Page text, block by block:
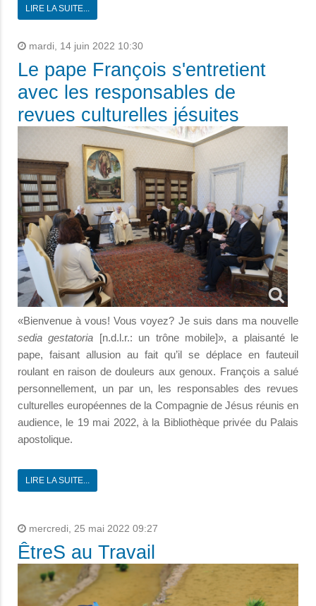
LIRE LA SUITE...
mardi, 14 juin 2022 10:30
Le pape François s'entretient
avec les responsables de
revues culturelles jésuites
«Bienvenue à vous! Vous voyez? Je suis dans ma nouvelle
sedia gestatoria [n.d.l.r.: un trône mobile]», a plaisanté le
pape, faisant allusion au fait qu’il se déplace en fauteuil
roulant en raison de douleurs aux genoux. François a salué
personnellement, un par un, les responsables des revues
culturelles européennes de la Compagnie de Jésus réunis en
audience, le 19 mai 2022, à la Bibliothèque privée du Palais
apostolique.
LIRE LA SUITE...
mercredi, 25 mai 2022 09:27
ÊtreS au Travail